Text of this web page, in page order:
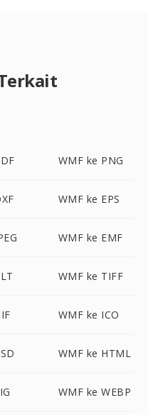
WMF ke PNG
WMF ke EPS
WMF ke EMF
WMF ke TIFF
WMF ke ICO
WMF ke HTML
WMF ke WEBP